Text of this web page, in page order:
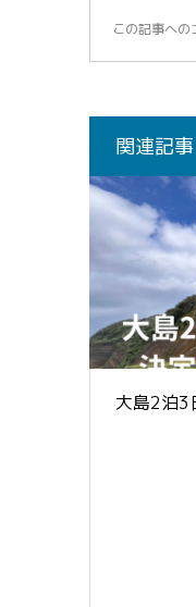
この記事への
関連記事
大島2泊3